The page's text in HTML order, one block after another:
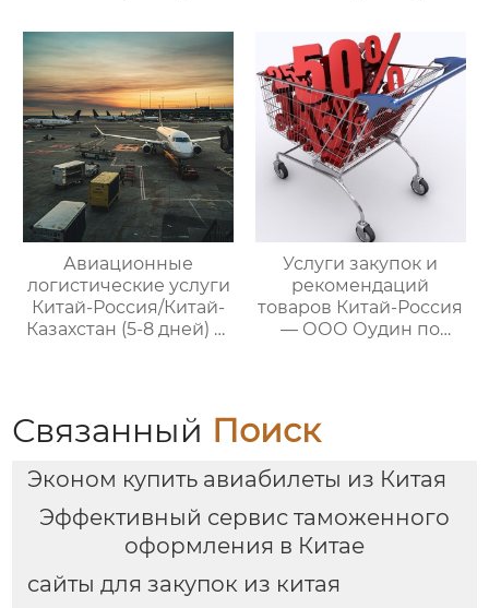
управлению
международными
цепями поставок
управлению
международными
цепями поставок
Авиационные
логистические услуги
Китай-Россия/Китай-
Казахстан (5-8 дней) —
цепями поставок
Услуги закупок и
рекомендаций
товаров Китай-Россия
— ООО Оудин по
Связанный Поиск
Эконом купить авиабилеты из Китая
Эффективный сервис таможенного
оформления в Китае
сайты для закупок из китая